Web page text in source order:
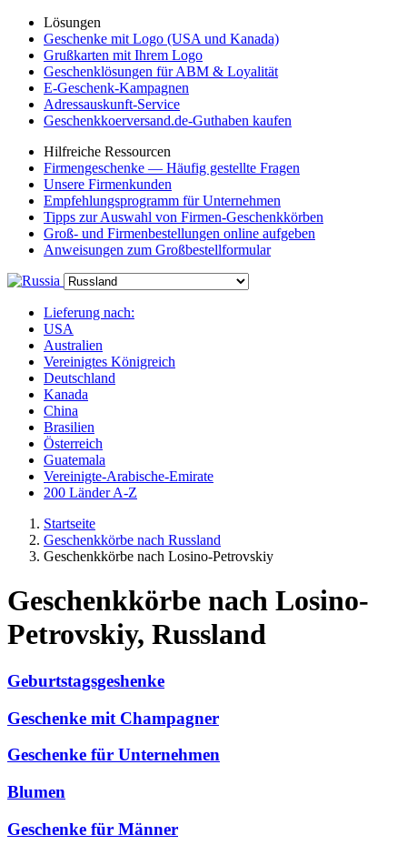
Lösungen
Geschenke mit Logo (USA und Kanada)
Grußkarten mit Ihrem Logo
Geschenklösungen für ABM & Loyalität
E-Geschenk-Kampagnen
Adressauskunft-Service
Geschenkkoerversand.de-Guthaben kaufen
Hilfreiche Ressourcen
Firmengeschenke — Häufig gestellte Fragen
Unsere Firmenkunden
Empfehlungsprogramm für Unternehmen
Tipps zur Auswahl von Firmen-Geschenkkörben
Groß- und Firmenbestellungen online aufgeben
Anweisungen zum Großbestellformular
Lieferung nach:
USA
Australien
Vereinigtes Königreich
Deutschland
Kanada
China
Brasilien
Österreich
Guatemala
Vereinigte-Arabische-Emirate
200 Länder A-Z
Startseite
Geschenkkörbe nach Russland
Geschenkkörbe nach Losino-Petrovskiy
Geschenkkörbe nach Losino-
Petrovskiy, Russland
Geburtstagsgeshenke
Geschenke mit Champagner
Geschenke für Unternehmen
Blumen
Geschenke für Männer